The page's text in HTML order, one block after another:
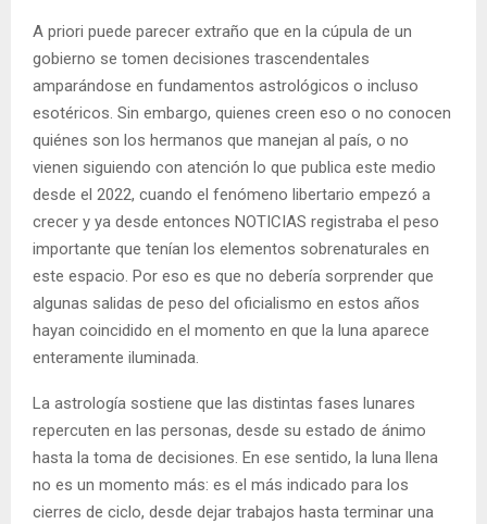
A priori puede parecer extraño que en la cúpula de un
gobierno se tomen decisiones trascendentales
amparándose en fundamentos astrológicos o incluso
esotéricos. Sin embargo, quienes creen eso o no conocen
quiénes son los hermanos que manejan al país, o no
vienen siguiendo con atención lo que publica este medio
desde el 2022, cuando el fenómeno libertario empezó a
crecer y ya desde entonces NOTICIAS registraba el peso
importante que tenían los elementos sobrenaturales en
este espacio. Por eso es que no debería sorprender que
algunas salidas de peso del oficialismo en estos años
hayan coincidido en el momento en que la luna aparece
enteramente iluminada.
La astrología sostiene que las distintas fases lunares
repercuten en las personas, desde su estado de ánimo
hasta la toma de decisiones. En ese sentido, la luna llena
no es un momento más: es el más indicado para los
cierres de ciclo, desde dejar trabajos hasta terminar una